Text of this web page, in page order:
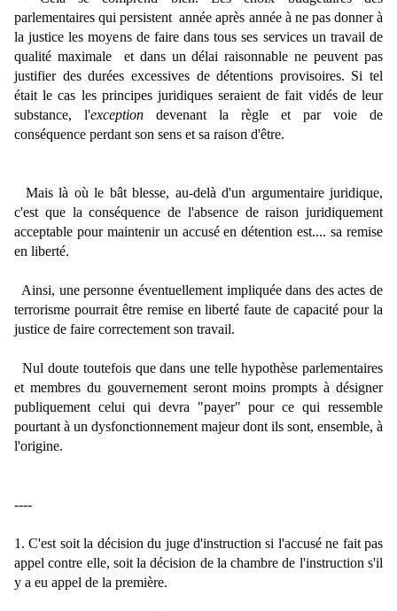
parlementaires qui persistent année après année à ne pas donner à
la justice les moyens de faire dans tous ses services un travail de
qualité maximale et dans un délai raisonnable ne peuvent pas
justifier des durées excessives de détentions provisoires. Si tel
était le cas les principes juridiques seraient de fait vidés de leur
substance, l'exception devenant la règle et par voie de
conséquence perdant son sens et sa raison d'être.
Mais là où le bât blesse, au-delà d'un argumentaire juridique,
c'est que la conséquence de l'absence de raison juridiquement
acceptable pour maintenir un accusé en détention est.... sa remise
en liberté.
Ainsi, une personne éventuellement impliquée dans des actes de
terrorisme pourrait être remise en liberté faute de capacité pour la
justice de faire correctement son travail.
Nul doute toutefois que dans une telle hypothèse parlementaires
et membres du gouvernement seront moins prompts à désigner
publiquement celui qui devra "payer" pour ce qui ressemble
pourtant à un dysfonctionnement majeur dont ils sont, ensemble, à
l'origine.
----
1. C'est soit la décision du juge d'instruction si l'accusé ne fait pas
appel contre elle, soit la décision de la chambre de l'instruction s'il
y a eu appel de la première.